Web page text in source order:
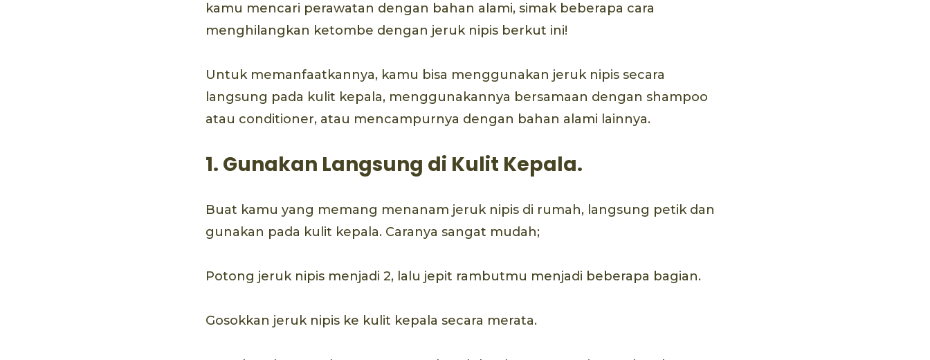
kamu mencari perawatan dengan bahan alami, simak beberapa cara
menghilangkan ketombe dengan jeruk nipis berkut ini!
Untuk memanfaatkannya, kamu bisa menggunakan jeruk nipis secara
langsung pada kulit kepala, menggunakannya bersamaan dengan shampoo
atau conditioner, atau mencampurnya dengan bahan alami lainnya.
1. Gunakan Langsung di Kulit Kepala.
Buat kamu yang memang menanam jeruk nipis di rumah, langsung petik dan
gunakan pada kulit kepala. Caranya sangat mudah;
Potong jeruk nipis menjadi 2, lalu jepit rambutmu menjadi beberapa bagian.
Gosokkan jeruk nipis ke kulit kepala secara merata.